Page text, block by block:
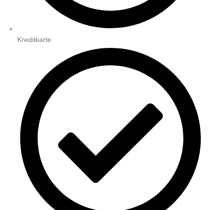
Kreditkarte